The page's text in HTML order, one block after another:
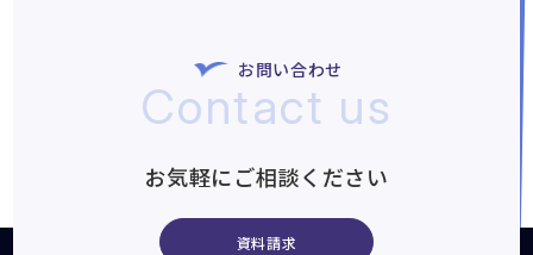
お問い合わせ
Contact us
お気軽にご相談ください
資料請求